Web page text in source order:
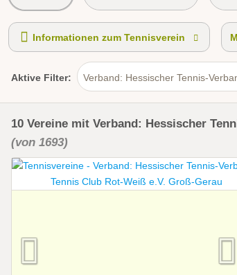
Tennis-Schnupperkurs Medenrunde
Informationen zum Tennisverein
Aktive Filter: Verband: Hessischer Tennis-
10 Vereine mit Verband: Hessischer
(von 1693)